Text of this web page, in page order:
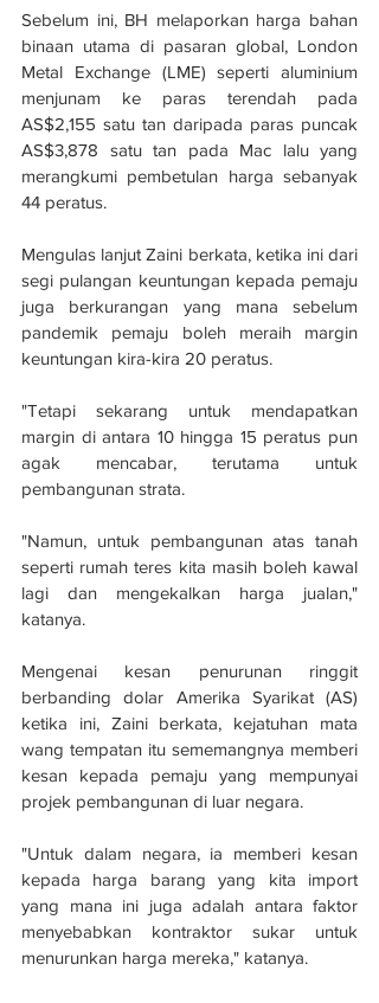
Sebelum ini, BH melaporkan harga bahan
binaan utama di pasaran global, London
Metal Exchange (LME) seperti aluminium
menjunam ke paras terendah pada
AS$2,155 satu tan daripada paras puncak
AS$3,878 satu tan pada Mac lalu yang
merangkumi pembetulan harga sebanyak
44 peratus.
Mengulas lanjut Zaini berkata, ketika ini dari
segi pulangan keuntungan kepada pemaju
juga berkurangan yang mana sebelum
pandemik pemaju boleh meraih margin
keuntungan kira-kira 20 peratus.
"Tetapi sekarang untuk mendapatkan
margin di antara 10 hingga 15 peratus pun
agak mencabar, terutama untuk
pembangunan strata.
"Namun, untuk pembangunan atas tanah
seperti rumah teres kita masih boleh kawal
lagi dan mengekalkan harga jualan,"
katanya.
Mengenai kesan penurunan ringgit
berbanding dolar Amerika Syarikat (AS)
ketika ini, Zaini berkata, kejatuhan mata
wang tempatan itu sememangnya memberi
kesan kepada pemaju yang mempunyai
projek pembangunan di luar negara.
"Untuk dalam negara, ia memberi kesan
kepada harga barang yang kita import
yang mana ini juga adalah antara faktor
menyebabkan kontraktor sukar untuk
menurunkan harga mereka," katanya.